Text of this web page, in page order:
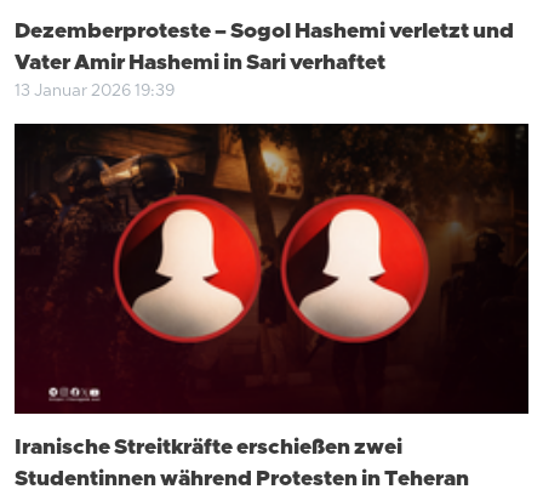
Dezemberproteste – Sogol Hashemi verletzt und
Vater Amir Hashemi in Sari verhaftet
13 Januar 2026 19:39
Iranische Streitkräfte erschießen zwei
Studentinnen während Protesten in Teheran